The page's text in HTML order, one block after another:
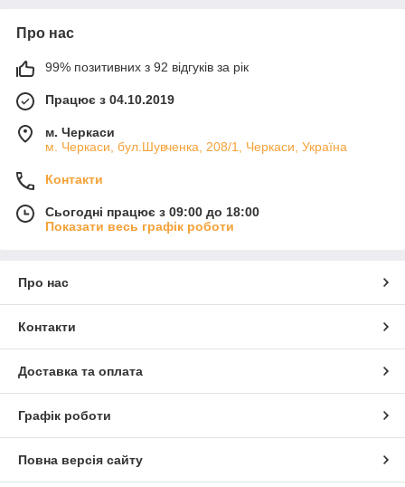
Про нас
99% позитивних з 92 відгуків за рік
Працює з 04.10.2019
м. Черкаси
м. Черкаси, бул.Шувченка, 208/1, Черкаси, Україна
Контакти
Сьогодні працює з 09:00 до 18:00
Показати весь графік роботи
Про нас
Контакти
Доставка та оплата
Графік роботи
Повна версія сайту